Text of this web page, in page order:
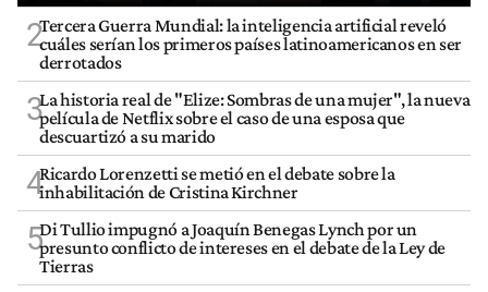
2Tercera Guerra Mundial: la inteligencia artificial reveló
cuáles serían los primeros países latinoamericanos en ser
derrotados
3La historia real de "Elize: Sombras de una mujer", la nueva
película de Netflix sobre el caso de una esposa que
descuartizó a su marido
4Ricardo Lorenzetti se metió en el debate sobre la
inhabilitación de Cristina Kirchner
5Di Tullio impugnó a Joaquín Benegas Lynch por un
presunto conflicto de intereses en el debate de la Ley de
Tierras